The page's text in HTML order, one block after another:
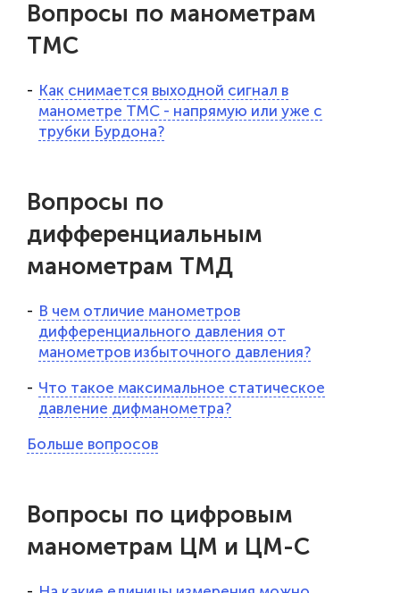
Вопросы по манометрам
ТМС
Как снимается выходной сигнал в
манометре ТМС - напрямую или уже с
трубки Бурдона?
Вопросы по
дифференциальным
манометрам ТМД
В чем отличие манометров
дифференциального давления от
манометров избыточного давления?
Что такое максимальное статическое
давление дифманометра?
Больше вопросов
Вопросы по цифровым
манометрам ЦМ и ЦМ-С